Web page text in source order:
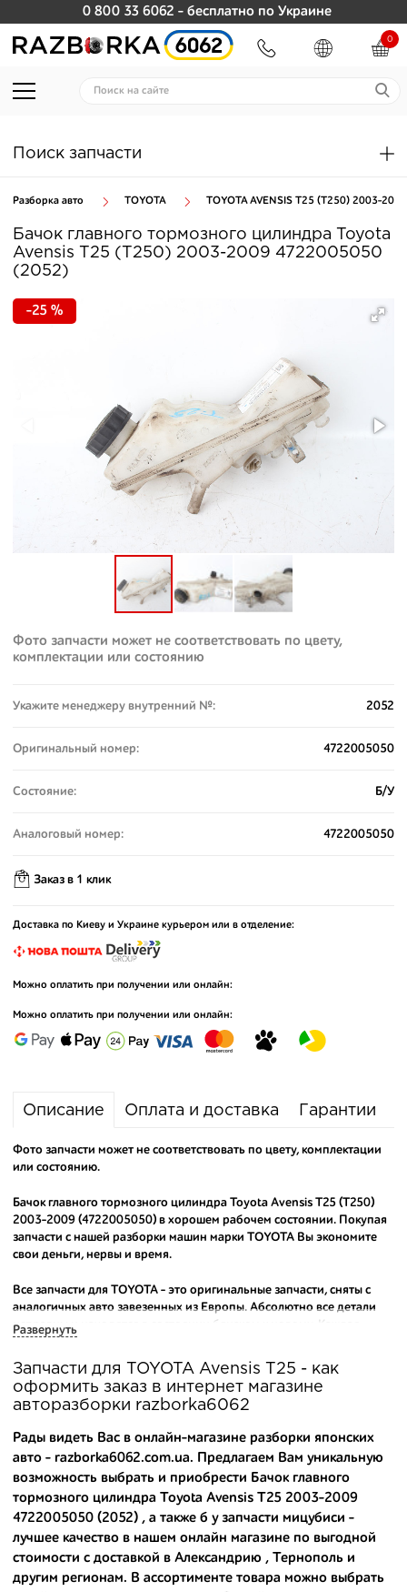
0 800 33 6062 - бесплатно по Украине
0
Поиск запчасти
Разборка авто TOYOTA TOYOTA AVENSIS T25 (T250) 2003-2009
Бачок главного тормозного цилиндра Toyota
Avensis T25 (T250) 2003-2009 4722005050
(2052)
-25 %
Фото запчасти может не соответствовать по цвету,
комплектации или состоянию
Укажите менеджеру внутренний №: 2052
Оригинальный номер: 4722005050
Состояние: Б/У
Аналоговый номер: 4722005050
Заказ в 1 клик
Доставка по Киеву и Украине курьером или в отделение:
Можно оплатить при получении или онлайн:
Можно оплатить при получении или онлайн:
Описание Оплата и доставка Гарантии
Фото запчасти может не соответствовать по цвету, комплектации
или состоянию.
Бачок главного тормозного цилиндра Toyota Avensis T25 (T250)
2003-2009 (4722005050) в хорошем рабочем состоянии. Покупая
запчасти с нашей разборки машин марки TOYOTA Вы экономите
свои деньги, нервы и время.
Все запчасти для TOYOTA - это оригинальные запчасти, сняты с
аналогичных авто завезенных из Европы. Абсолютно все детали
исправны и находятся в состоянии близком к новому. Каждая
производителя.
Вашему вниманию предлагаем широкий ассортимент
автозапчастей дляTOYOTA Avensis T25 (T250) 2003-2009
популярных марок. Мы продаем оригинальные и
высококачественные запчасти, отказываясь от контрафактных
аналогов.
Многие наши оптовые клиенты рекомендуют именно нашу
разборку как надежного и проверенного продавца. Если вам
требуется приобрести оптовую партию деталей для японских
автомобилей, то консультанты нашего интернет-магазина
подберут вам товар и укомплектуют партию. Также мы поможем с
правильным выбором по каталогу автозапчастей.
Развернуть
Запчасти для TOYOTA Avensis T25 - как
оформить заказ в интернет магазине
авторазборки razborka6062
Рады видеть Вас в онлайн-магазине разборки японских
авто - razborka6062.com.ua. Предлагаем Вам уникальную
возможность выбрать и приобрести Бачок главного
тормозного цилиндра Toyota Avensis T25 2003-2009
4722005050 (2052) , а также б у запчасти мицубиси -
лучшее качество в нашем онлайн магазине по выгодной
стоимости с доставкой в Александрию , Тернополь и
другим регионам. В ассортименте товара можно выбрать